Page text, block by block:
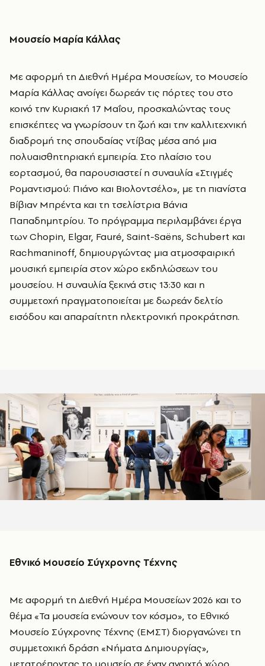
Μουσείο Μαρία Κάλλας
Με αφορμή τη Διεθνή Ημέρα Μουσείων, το Μουσείο
Μαρία Κάλλαςανοίγει δωρεάν τις πόρτες του στο
κοινό την Κυριακή 17 Μαΐου, προσκαλώντας τους
επισκέπτες να γνωρίσουν τη ζωή και την καλλιτεχνική
διαδρομή της σπουδαίας ντίβας μέσα από μια
πολυαισθητηριακή εμπειρία. Στο πλαίσιο του
εορτασμού, θα παρουσιαστεί η συναυλία «Στιγμές
Ρομαντισμού: Πιάνο και Βιολοντσέλο», με τη πιανίστα
Βίβιαν Μπρέντα και τη τσελίστρια Βάνια
Παπαδημητρίου. Το πρόγραμμα περιλαμβάνει έργα
των Chopin, Elgar, Fauré, Saint-Saëns, Schubert και
Rachmaninoff, δημιουργώντας μια ατμοσφαιρική
μουσική εμπειρία στον χώρο εκδηλώσεων του
μουσείου. Η συναυλία ξεκινά στις 13:30 και η
συμμετοχή πραγματοποιείται με δωρεάν δελτίο
εισόδου και απαραίτητη ηλεκτρονική προκράτηση.
Εθνικό Μουσείο Σύγχρονης Τέχνης
Με αφορμή τη Διεθνή Ημέρα Μουσείων 2026 και το
θέμα «Τα μουσεία ενώνουν τον κόσμο», το Εθνικό
Μουσείο Σύγχρονης Τέχνης (ΕΜΣΤ) διοργανώνει τη
συμμετοχική δράση «Νήματα Δημιουργίας»,